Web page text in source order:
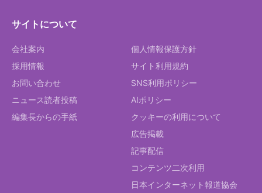
サイトについて
会社案内
採用情報
お問い合わせ
ニュース読者投稿
編集長からの手紙
個人情報保護方針
サイト利用規約
SNS利用ポリシー
AIポリシー
クッキーの利用について
広告掲載
記事配信
コンテンツ二次利用
日本インターネット報道協会